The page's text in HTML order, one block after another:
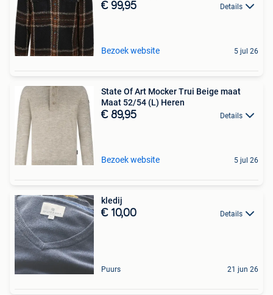
€ 99,95 Details
Bezoek website 5 jul 26
State Of Art Mocker Trui Beige maat
Maat 52/54 (L) Heren
€ 89,95 Details
Bezoek website 5 jul 26
kledij
€ 10,00 Details
Puurs 21 jun 26